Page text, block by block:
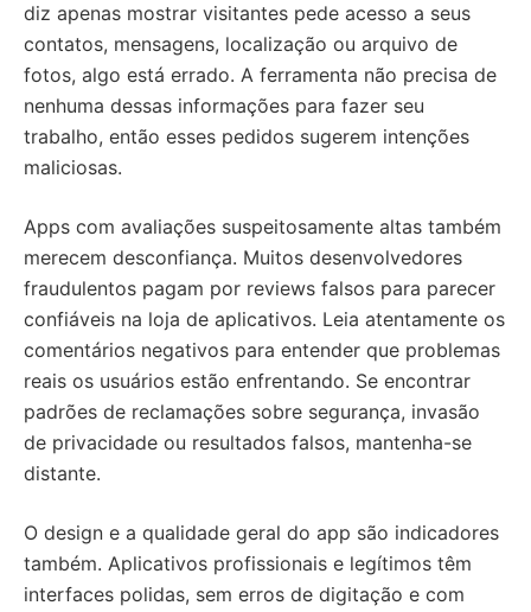
diz apenas mostrar visitantes pede acesso a seus
contatos, mensagens, localização ou arquivo de
fotos, algo está errado. A ferramenta não precisa de
nenhuma dessas informações para fazer seu
trabalho, então esses pedidos sugerem intenções
maliciosas.
Apps com avaliações suspeitosamente altas também
merecem desconfiança. Muitos desenvolvedores
fraudulentos pagam por reviews falsos para parecer
confiáveis na loja de aplicativos. Leia atentamente os
comentários negativos para entender que problemas
reais os usuários estão enfrentando. Se encontrar
padrões de reclamações sobre segurança, invasão
de privacidade ou resultados falsos, mantenha-se
distante.
O design e a qualidade geral do app são indicadores
também. Aplicativos profissionais e legítimos têm
interfaces polidas, sem erros de digitação e com